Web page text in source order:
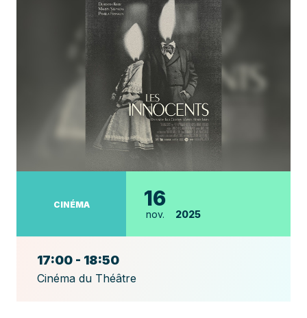
CINÉMA 16
nov. 2025
17:00 - 18:50
Cinéma du Théâtre